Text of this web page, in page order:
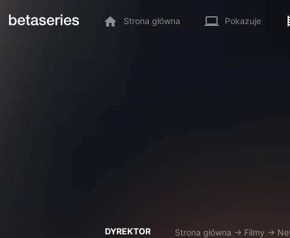
Strona główna Pokazuje
DYREKTOR
Strona główna → Filmy →